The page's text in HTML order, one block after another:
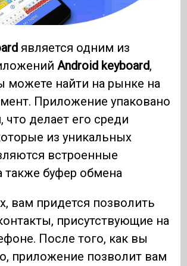
является одним из
Android keyboard,
можете найти на рынке на
Приложение упаковано
что делает его среди
из уникальных
встроенные
также буфер обмена
вам придется позволить
присутствующие на
После того, как вы
приложение позволит вам